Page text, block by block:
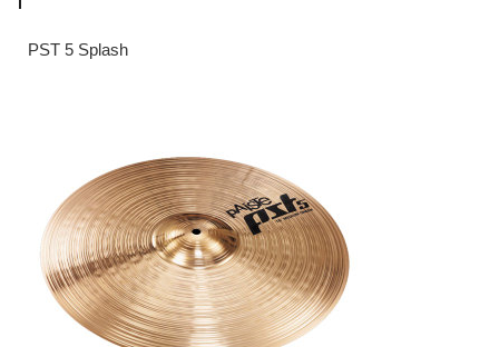
PST 5 Splash